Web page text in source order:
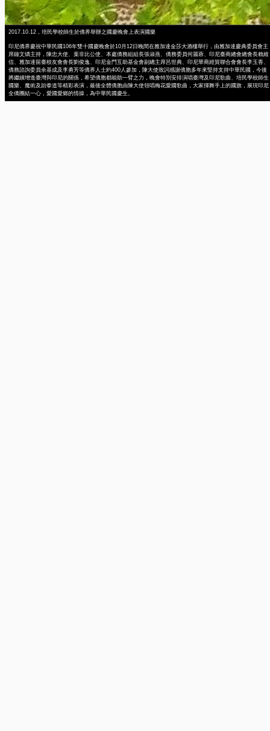
2017.10.12，培民學校師生於僑界舉辦之國慶晚會上表演國樂
印尼僑界慶祝中華民國106年雙十國慶晚會於10月12日晚間在雅加達金莎大酒樓舉行，由雅加達慶典委員會主
席鐘文燐主持，陳忠大使、葉非比公使、本處僑務組組長張淑燕、僑務委員何麗蓉、印尼臺商總會總會長賴維
信、雅加達留臺校友會會長劉俊逸、印尼金門互助基金會副總主席呂世典、印尼華商經貿聯合會會長李玉香、
僑務諮詢委員余基成及李勇芳等僑界人士約400人參加，陳大使致詞感謝僑胞多年來堅持支持中華民國，今後
將繼續增進臺灣與印尼的關係，希望僑胞都能助一臂之力，晚會特別安排演唱臺灣及印尼歌曲、培民學校師生
國樂、魔術及跆拳道等精彩表演，最後全體僑胞由陳大使領唱梅花愛國歌曲，大家揮舞手上的國旗，展現印尼
全僑團結一心，愛國愛鄉的情操，為中華民國慶生。